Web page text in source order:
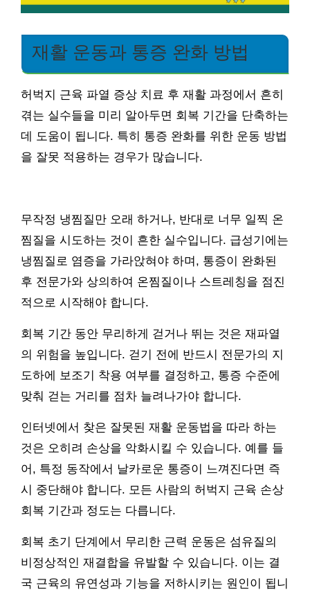
재활 운동과 통증 완화 방법
허벅지 근육 파열 증상 치료 후 재활 과정에서 흔히
겪는 실수들을 미리 알아두면 회복 기간을 단축하는
데 도움이 됩니다. 특히 통증 완화를 위한 운동 방법
을 잘못 적용하는 경우가 많습니다.
무작정 냉찜질만 오래 하거나, 반대로 너무 일찍 온
찜질을 시도하는 것이 흔한 실수입니다. 급성기에는
냉찜질로 염증을 가라앉혀야 하며, 통증이 완화된
후 전문가와 상의하여 온찜질이나 스트레칭을 점진
적으로 시작해야 합니다.
회복 기간 동안 무리하게 걷거나 뛰는 것은 재파열
의 위험을 높입니다. 걷기 전에 반드시 전문가의 지
도하에 보조기 착용 여부를 결정하고, 통증 수준에
맞춰 걷는 거리를 점차 늘려나가야 합니다.
인터넷에서 찾은 잘못된 재활 운동법을 따라 하는
것은 오히려 손상을 악화시킬 수 있습니다. 예를 들
어, 특정 동작에서 날카로운 통증이 느껴진다면 즉
시 중단해야 합니다. 모든 사람의 허벅지 근육 손상
회복 기간과 정도는 다릅니다.
회복 초기 단계에서 무리한 근력 운동은 섬유질의
비정상적인 재결합을 유발할 수 있습니다. 이는 결
국 근육의 유연성과 기능을 저하시키는 원인이 됩니